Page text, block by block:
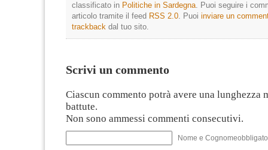
classificato in Politiche in Sardegna. Puoi seguire i
articolo tramite il feed RSS 2.0. Puoi inviare un
trackback dal tuo sito.
Scrivi un commento
Ciascun commento potrà avere una lunghezza
battute.
Non sono ammessi commenti consecutivi.
Nome e